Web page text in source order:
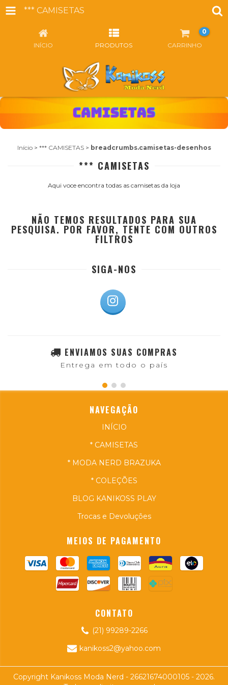
*** CAMISETAS
INÍCIO PRODUTOS CARRINHO
0
Início > *** CAMISETAS > breadcrumbs.camisetas-desenhos
*** CAMISETAS
Aqui voce encontra todas as camisetas da loja
NÃO TEMOS RESULTADOS PARA SUA
PESQUISA. POR FAVOR, TENTE COM OUTROS
FILTROS
SIGA-NOS
ENVIAMOS SUAS COMPRAS
Entrega em todo o país
NAVEGAÇÃO
INÍCIO
* CAMISETAS
* MODA NERD BRAZUKA
* COLEÇÕES
BLOG KANIKOSS PLAY
Trocas e Devoluções
MEIOS DE PAGAMENTO
CONTATO
(21) 99289-2266
kanikoss2@yahoo.com
Copyright Kanikoss Moda Nerd - 26621674000105 - 2026.